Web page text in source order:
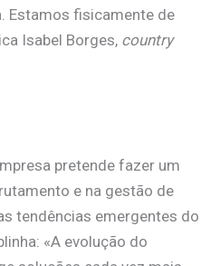
Estamos fisicamente de
Isabel Borges, country
pretende fazer um
e na gestão de
tendências emergentes do
«A evolução do